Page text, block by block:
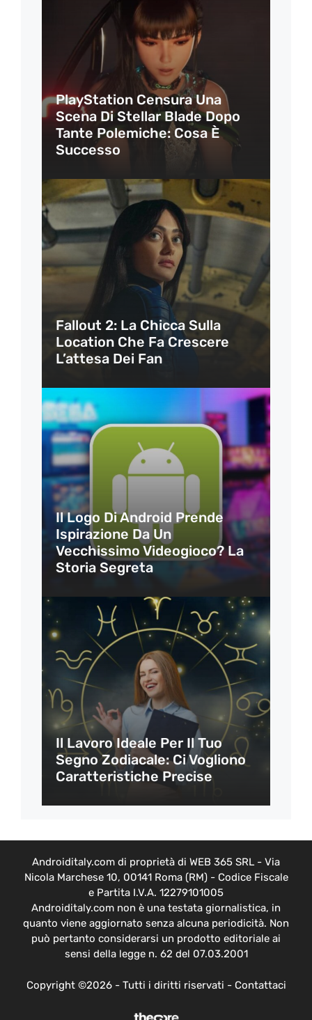
PlayStation Censura Una
Scena Di Stellar Blade Dopo
Tante Polemiche: Cosa È
Successo
Fallout 2: La Chicca Sulla
Location Che Fa Crescere
L’attesa Dei Fan
Il Logo Di Android Prende
Ispirazione Da Un
Vecchissimo Videogioco? La
Storia Segreta
Il Lavoro Ideale Per Il Tuo
Segno Zodiacale: Ci Vogliono
Caratteristiche Precise
Androiditaly.com di proprietà di WEB 365 SRL - Via
Nicola Marchese 10, 00141 Roma (RM) - Codice Fiscale
e Partita I.V.A. 12279101005
Androiditaly.com non è una testata giornalistica, in
quanto viene aggiornato senza alcuna periodicità. Non
può pertanto considerarsi un prodotto editoriale ai
sensi della legge n. 62 del 07.03.2001
Copyright ©2026 - Tutti i diritti riservati - Contattaci